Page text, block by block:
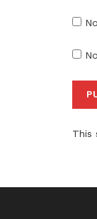
This